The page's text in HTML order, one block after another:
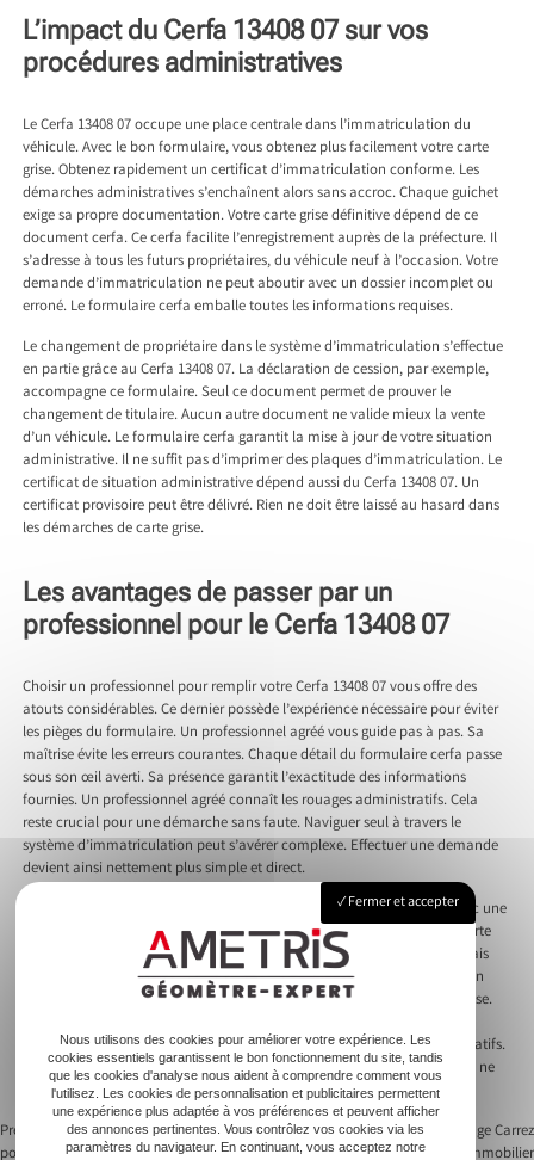
L’impact du Cerfa 13408 07 sur vos
procédures administratives
Le Cerfa 13408 07 occupe une place centrale dans l’immatriculation du
véhicule. Avec le bon formulaire, vous obtenez plus facilement votre carte
grise. Obtenez rapidement un certificat d’immatriculation conforme. Les
démarches administratives s’enchaînent alors sans accroc. Chaque guichet
exige sa propre documentation. Votre carte grise définitive dépend de ce
document cerfa. Ce cerfa facilite l’enregistrement auprès de la préfecture. Il
s’adresse à tous les futurs propriétaires, du véhicule neuf à l’occasion. Votre
demande d’immatriculation ne peut aboutir avec un dossier incomplet ou
erroné. Le formulaire cerfa emballe toutes les informations requises.
Le changement de propriétaire dans le système d’immatriculation s’effectue
en partie grâce au Cerfa 13408 07. La déclaration de cession, par exemple,
accompagne ce formulaire. Seul ce document permet de prouver le
changement de titulaire. Aucun autre document ne valide mieux la vente
d’un véhicule. Le formulaire cerfa garantit la mise à jour de votre situation
administrative. Il ne suffit pas d’imprimer des plaques d’immatriculation. Le
certificat de situation administrative dépend aussi du Cerfa 13408 07. Un
certificat provisoire peut être délivré. Rien ne doit être laissé au hasard dans
les démarches de carte grise.
Les avantages de passer par un
professionnel pour le Cerfa 13408 07
Choisir un professionnel pour remplir votre Cerfa 13408 07 vous offre des
atouts considérables. Ce dernier possède l’expérience nécessaire pour éviter
les pièges du formulaire. Un professionnel agréé vous guide pas à pas. Sa
maîtrise évite les erreurs courantes. Chaque détail du formulaire cerfa passe
sous son œil averti. Sa présence garantit l’exactitude des informations
fournies. Un professionnel agréé connaît les rouages administratifs. Cela
reste crucial pour une démarche sans faute. Naviguer seul à travers le
système d’immatriculation peut s’avérer complexe. Effectuer une demande
devient ainsi nettement plus simple et direct.
Un professionnel engage sa réputation à chaque démarche. Il offre donc une
sécurité supplémentaire. Chaque élément du dossier de demande de carte
grise passe sous contrôle. Les professionnels agréés savent éviter les délais
inutiles. Chaque formulaire est un pas vers l’immatriculation réussie d’un
véhicule. Ils assurent que votre demande de nouvelle carte grise aboutisse.
coche les cases de la déclaration préalable et des formulaires administratifs.
Déclaration de cession, demande de duplicata ou changement d’état, il ne
recule devant aucune demande cerfa.
Previous:
Aménagement durable : clés
pour un espace de vie écoresponsable
Next:Comprendre le mesurage Carrez
pour sécuriser votre achat immobilier
Fermer et accepter
Nous utilisons des cookies pour améliorer votre expérience. Les
cookies essentiels garantissent le bon fonctionnement du site, tandis
que les cookies d'analyse nous aident à comprendre comment vous
l'utilisez. Les cookies de personnalisation et publicitaires permettent
une expérience plus adaptée à vos préférences et peuvent afficher
des annonces pertinentes. Vous contrôlez vos cookies via les
paramètres du navigateur. En continuant, vous acceptez notre